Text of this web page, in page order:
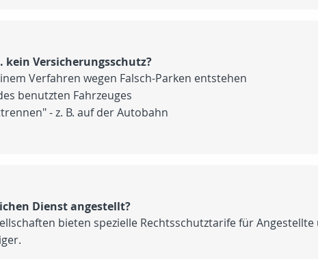
kein Versicherungsschutz?
Verfahren wegen Falsch-Parken entstehen
benutzten Fahrzeuges
- z. B. auf der Autobahn
Dienst angestellt?
bieten spezielle Rechtsschutztarife für